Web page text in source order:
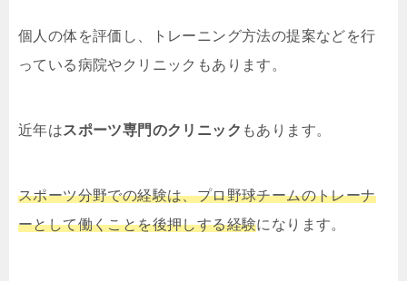
個人の体を評価し、トレーニング方法の提案などを行
っている病院やクリニックもあります。
近年はスポーツ専門のクリニック もあります。
スポーツ分野での経験は、プロ野球チームのトレーナ
ーとして働くことを後押しする経験になります。